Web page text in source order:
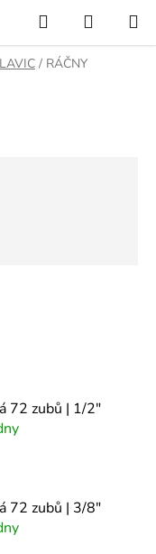
Hledat
KOŠÍK
/ RÁČNY
72 zubů | 1/2"
72 zubů | 3/8"